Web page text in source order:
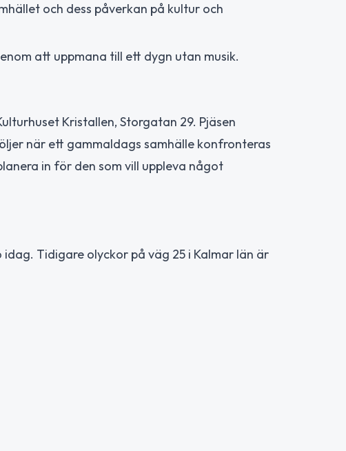
och dess påverkan på kultur och
att uppmana till ett dygn utan musik.
Kristallen, Storgatan 29. Pjäsen
när ett gammaldags samhälle konfronteras
in för den som vill uppleva något
Tidigare olyckor på väg 25 i Kalmar län är